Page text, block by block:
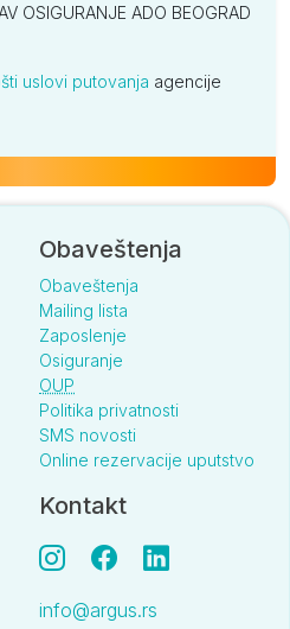
OSIGURANJE ADO BEOGRAD
uslovi putovanja agencije
Obaveštenja
Obaveštenja
Mailing lista
Zaposlenje
Osiguranje
OUP
Politika privatnosti
SMS novosti
Online rezervacije uputstvo
Kontakt
info@argus.rs